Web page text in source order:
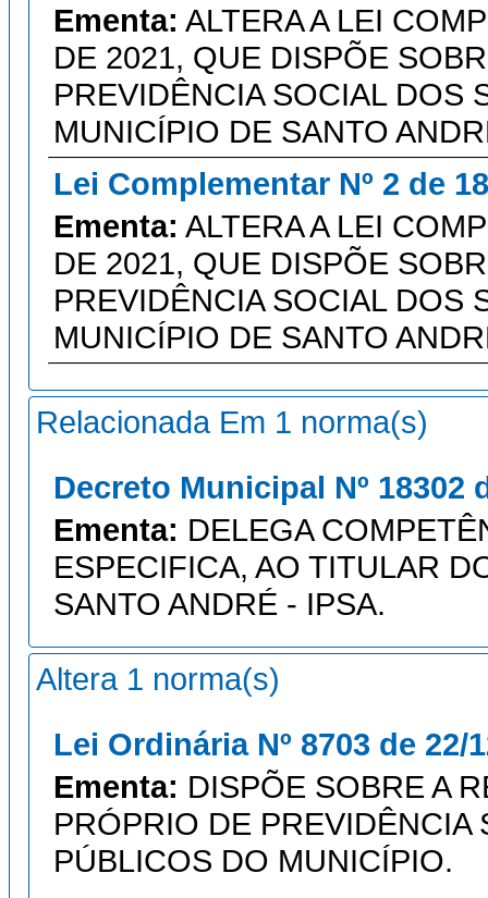
Ementa: ALTERA A LEI
DE 2021, QUE DISPÕE
PREVIDÊNCIA SOCIAL DOS
MUNICÍPIO DE SANTO
Lei Complementar Nº 2 de
Ementa: ALTERA A LEI
DE 2021, QUE DISPÕE
PREVIDÊNCIA SOCIAL DOS
MUNICÍPIO DE SANTO
Relacionada Em 1 norma(s)
Decreto Municipal Nº 18302
Ementa: DELEGA
ESPECIFICA, AO TITULAR
SANTO ANDRÉ - IPSA.
Altera 1 norma(s)
Lei Ordinária Nº 8703 de 22/
Ementa: DISPÕE SOBRE A
PRÓPRIO DE
PÚBLICOS DO MUNICÍPIO.